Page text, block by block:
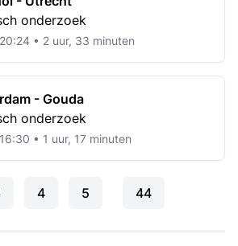
onderzoek
• 2 uur, 33 minuten
- Gouda
onderzoek
• 1 uur, 17 minuten
4 5 44